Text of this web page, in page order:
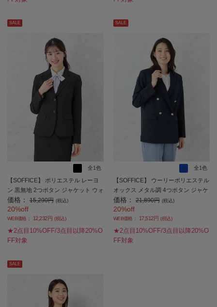
SALE
全1色
【SOFFICE】 ポリエステル レーヨ
ン 黒無地 2つボタン ジャケット ウォ
ッシャブル ストレッチ 通年【レディ
ース】
価格： 15,290円 (税込)
20%off
WEB価格： 12,232円 (税込)
★2点目10%OFF/3点目以降20%O
FF対象
SALE
全1色
【SOFFICE】 ウーリーポリエステル
オックス メタル調 4つボタン ジャケ
ット 長袖布帛 ソフィーチェ ウォッ
シャブル ストレッチ 通年【レディー
ス】
価格： 21,890円 (税込)
20%off
WEB価格： 17,512円 (税込)
★2点目10%OFF/3点目以降20%O
FF対象
SALE